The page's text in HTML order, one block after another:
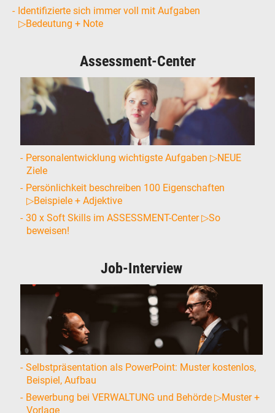
Identifizierte sich immer voll mit Aufgaben
▷Bedeutung + Note
Assessment-Center
Personalentwicklung wichtigste Aufgaben ▷NEUE
Ziele
Persönlichkeit beschreiben 100 Eigenschaften
▷Beispiele + Adjektive
30 x Soft Skills im ASSESSMENT-Center ▷So
beweisen!
Job-Interview
Selbstpräsentation als PowerPoint: Muster kostenlos,
Beispiel, Aufbau
Bewerbung bei VERWALTUNG und Behörde ▷Muster +
Vorlage